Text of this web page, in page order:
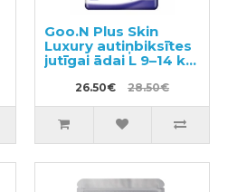
Goo.N Plus Skin
Luxury autiņbiksītes
jutīgai ādai L 9–14 kg
26.50€ 28.50€